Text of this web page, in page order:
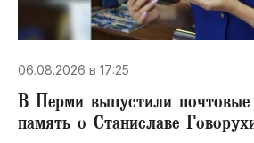
06.08.2026 в 17:25
В Перми выпустили
память о Станиславе